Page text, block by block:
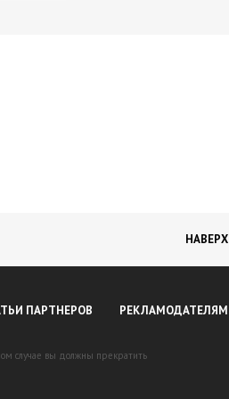
НАВЕРХ
ПАРТНЕРОВ РЕКЛАМОДАТЕЛЯМ
случае вы должны прекратить